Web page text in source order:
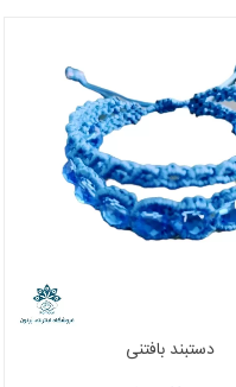
دستبند بافتنی